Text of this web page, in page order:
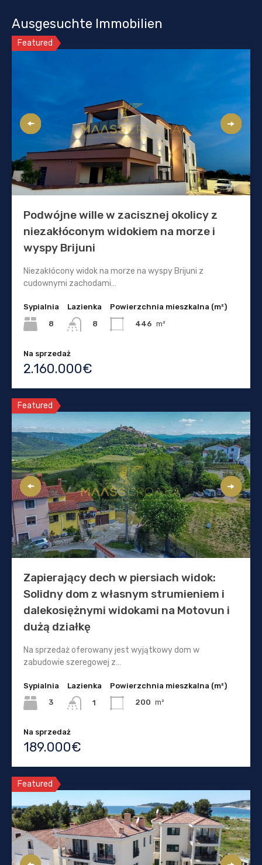
Ausgesuchte Immobilien
Featured
Podwójne wille w zacisznej okolicy z
niezakłóconym widokiem na morze i
wyspy Brijuni
Niezakłócony widok na morze na wyspy Brijuni z
cudownymi zachodami…
Sypialnia
8
Lazienka
8
Powierzchnia mieszkalna (m²)
446 m²
Na sprzedaż
2.160.000€
Featured
Zapierający dech w piersiach widok:
Solidny dom z własnym strumieniem i
dalekosiężnymi widokami na Motovun i
dużą działkę
Na sprzedaż oferowany jest wyjątkowy dom w
zabudowie szeregowej z…
Sypialnia
3
Lazienka
1
Powierzchnia mieszkalna (m²)
200 m²
Na sprzedaż
189.000€
Featured